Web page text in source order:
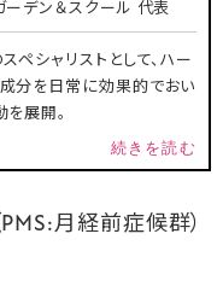
ーデン＆スクール 代表
ペシャリストとして、ハー
分を日常に効果的でおい
を展開。
続きを読む
月経前症候群）